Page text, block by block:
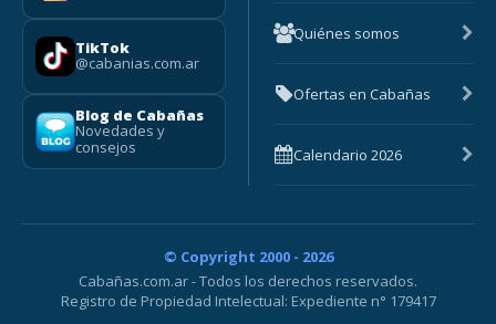
TikTok
@cabanias.com.ar
Blog de Cabañas
Novedades y
consejos
Quiénes somos
Ofertas en Cabañas
Calendario 2026
© Copyright 2000 - 2026
Cabañas.com.ar - Todos los derechos reservados.
Registro de Propiedad Intelectual: Expediente n° 179417